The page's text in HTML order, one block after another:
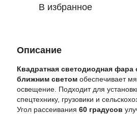
В избранное
Описание
Квадратная светодиодная фара
ближним светом обеспечивает
освещение. Подходит для
спецтехнику, грузовики и
Угол рассеивания 60 градусов